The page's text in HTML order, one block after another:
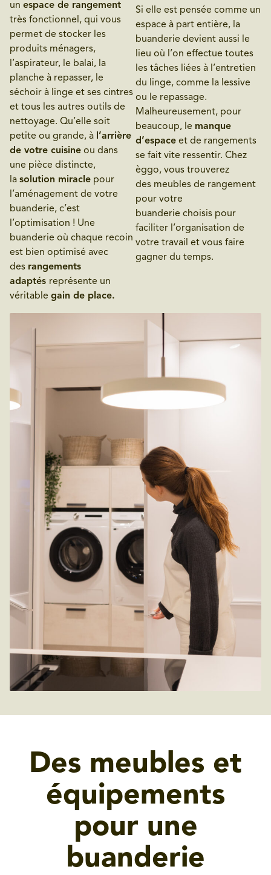
un espace de rangement
très fonctionnel, qui vous
permet de stocker les
produits ménagers,
l’aspirateur, le balai, la
planche à repasser, le
séchoir à linge et ses cintres
et tous les autres outils de
nettoyage. Qu’elle soit
petite ou grande, à l’arrière
de votre cuisine ou dans
une pièce distincte,
la solution miracle pour
l’aménagement de votre
buanderie, c’est
l’optimisation ! Une
buanderie où chaque recoin
est bien optimisé avec
des rangements
adaptés représente un
véritable gain de place.
Si elle est pensée comme un
espace à part entière, la
buanderie devient aussi le
lieu où l’on effectue toutes
les tâches liées à l’entretien
du linge, comme la lessive
ou le repassage.
Malheureusement, pour
beaucoup, le manque
d’espace et de rangements
se fait vite ressentir. Chez
èggo, vous trouverez
des meubles de rangement
pour votre
buanderie choisis pour
faciliter l’organisation de
votre travail et vous faire
gagner du temps.
Des meubles et
équipements
pour une
buanderie